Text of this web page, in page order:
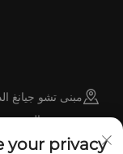
مبنى تشو جيانغ
شنتشن، الصين
your privacy